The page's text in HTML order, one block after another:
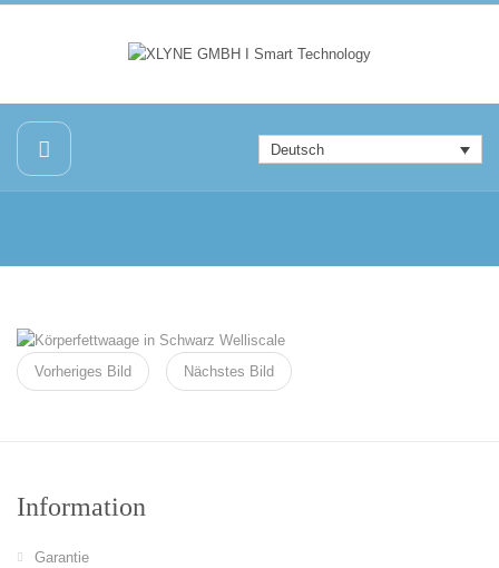
Deutsch
Vorheriges Bild Nächstes Bild
Information
Garantie